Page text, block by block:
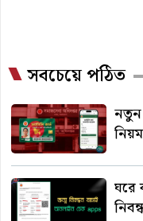
সবচেয়ে পঠিত
নতুন
ঘরে